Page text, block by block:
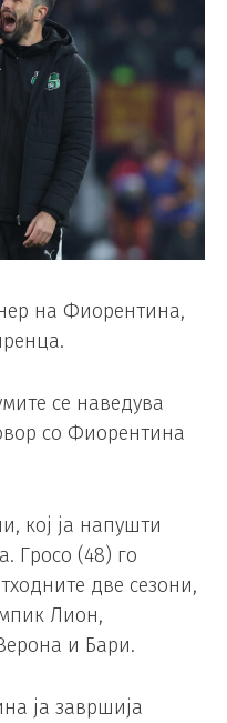
на Фиорентина,
се наведува
со Фиорентина
кој ја напушти
Гросо (48) го
две сезони,
Лион,
и Бари.
ја завршија